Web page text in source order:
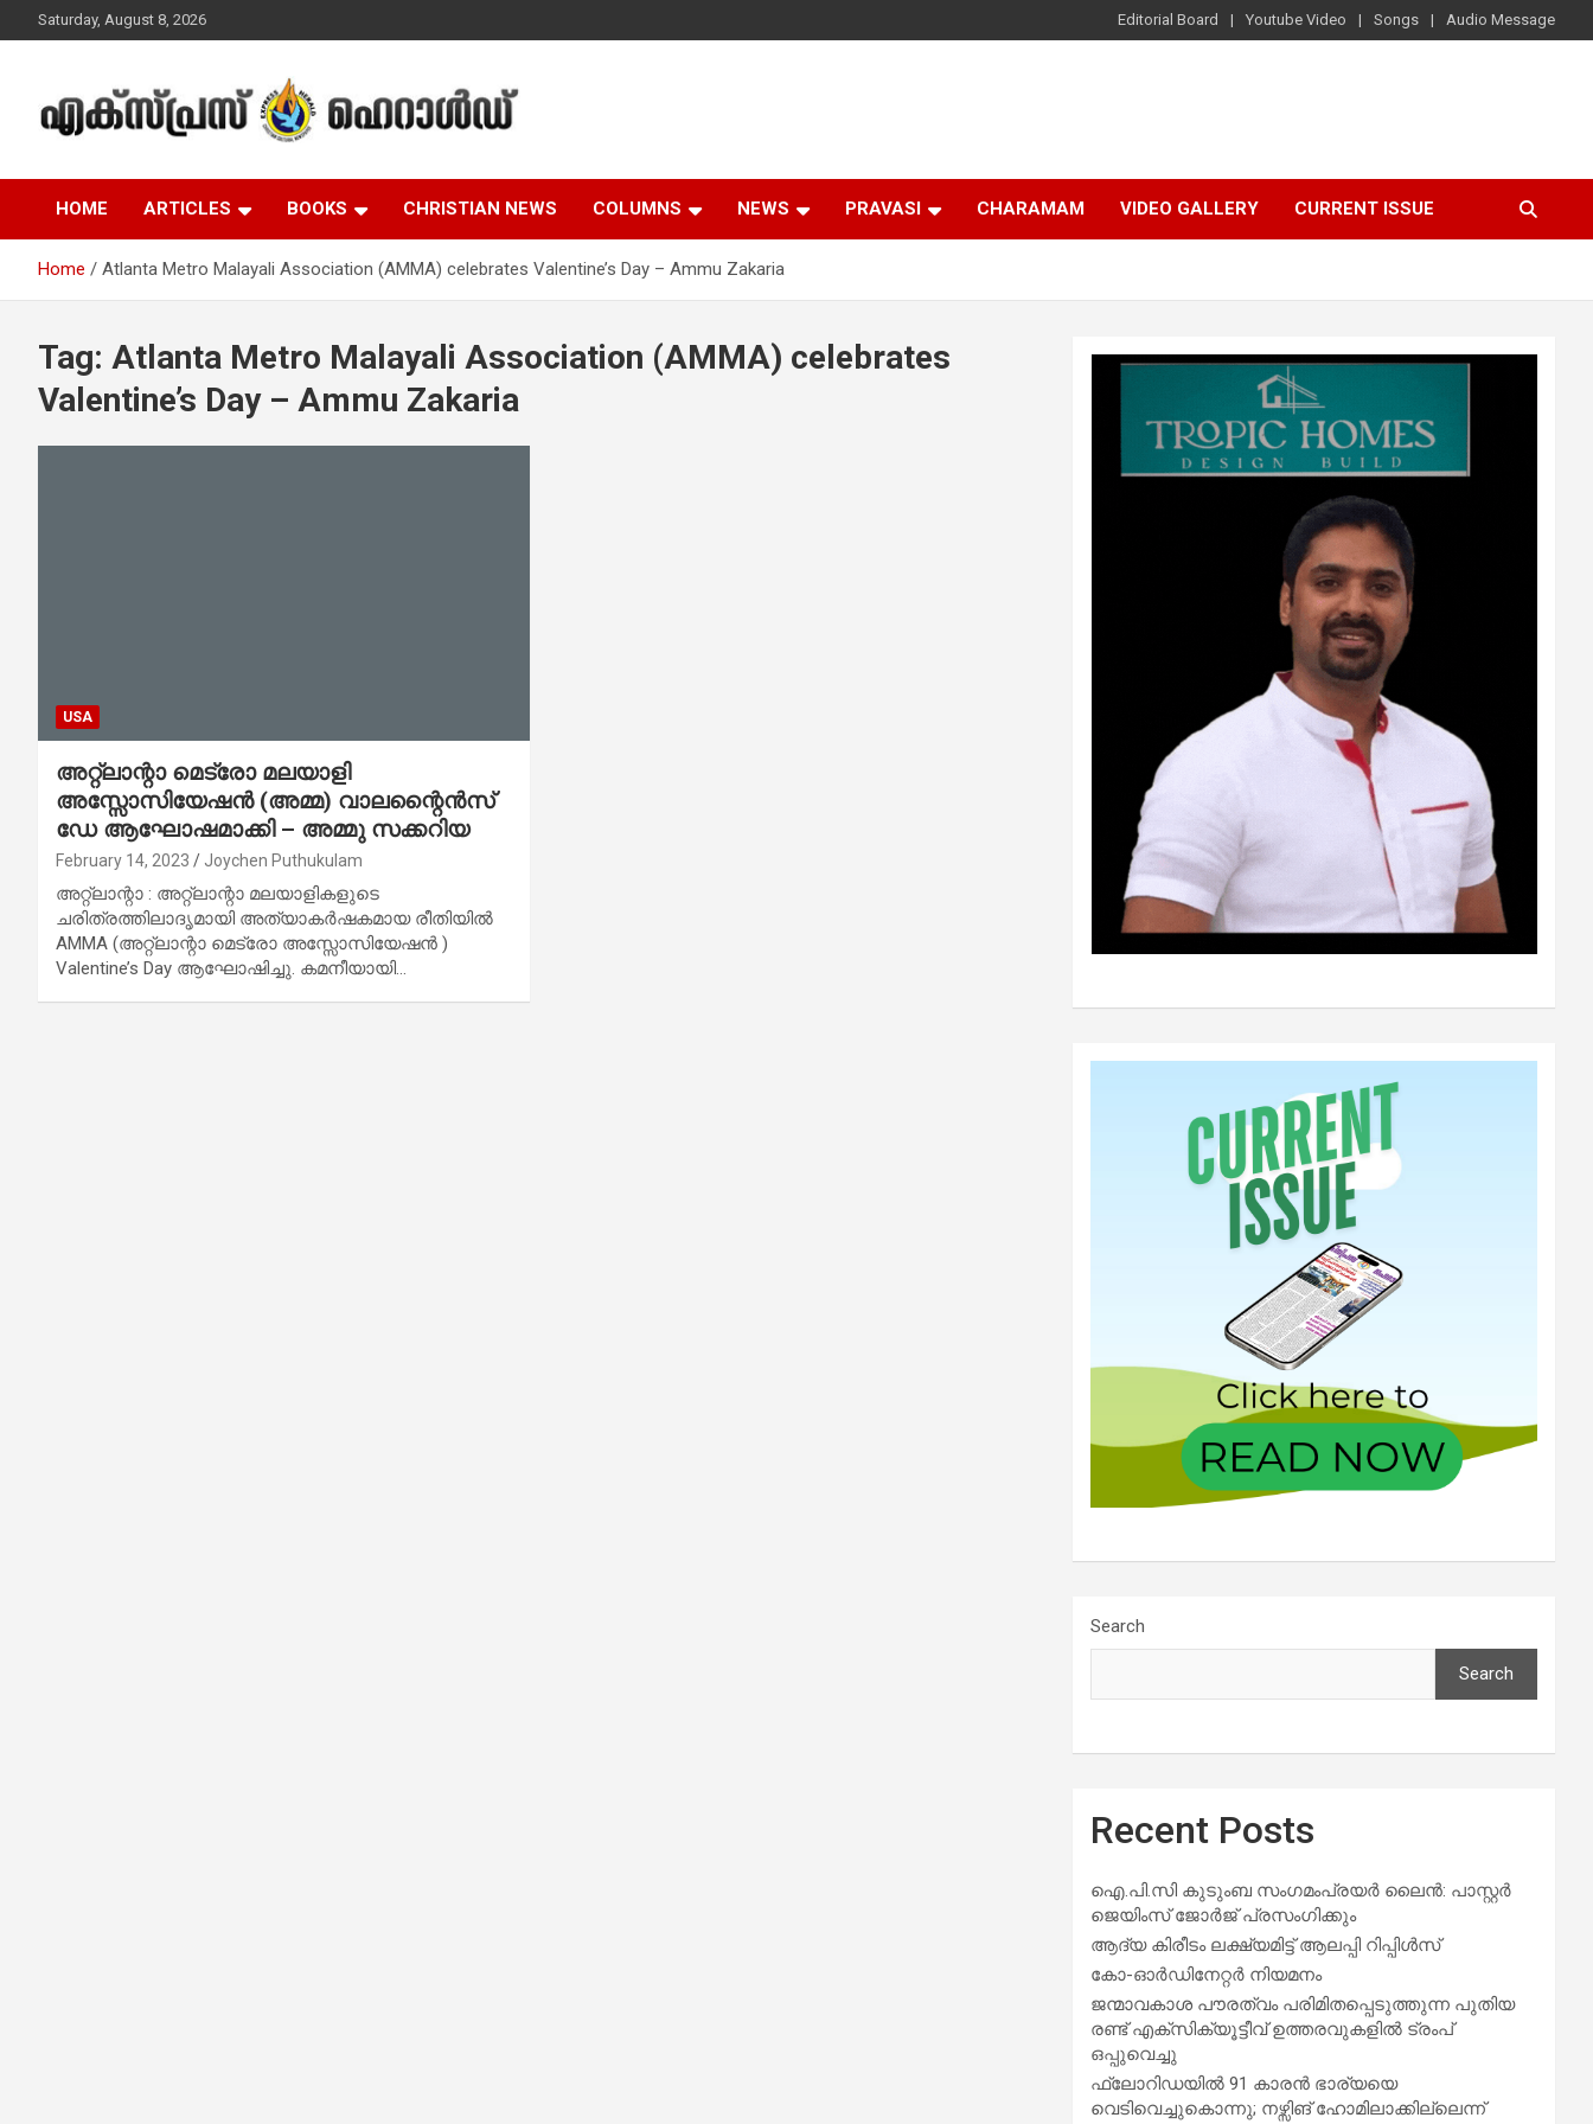
to
Saturday, August 8, 2026 Editorial Board Youtube Video Songs Audio Message
Express Herald –
Malayalam Christian
News
HOME ARTICLES BOOKS CHRISTIAN NEWS COLUMNS NEWS PRAVASI CHARAMAM VIDEO GALLERY CURRENT ISSUE
Home Atlanta Metro Malayali Association (AMMA) celebrates Valentine’s Day – Ammu Zakaria
Tag: Atlanta Metro Malayali Association (AMMA) celebrates
Valentine’s Day – Ammu Zakaria
USA
അറ്റ്ലാന്റാ മെട്രോ മലയാളി
അസ്സോസിയേഷൻ (അമ്മ) വാലന്റൈന്‍സ്
ഡേ ആഘോഷമാക്കി – അമ്മു സക്കറിയ
February 14, 2023 Joychen Puthukulam
അറ്റ്ലാന്റാ : അറ്റ്ലാന്റാ മലയാളികളുടെ
ചരിത്രത്തിലാദൃമായി അത്യാകർഷകമായ രീതിയിൽ
AMMA (അറ്റ്ലാന്റാ മെട്രോ അസ്സോസിയേഷൻ )
Valentine’s Day ആഘോഷിച്ചു. കമനീയായി…
Search
Search
Recent Posts
ഐ.പി.സി കുടുംബ സംഗമംപ്രയർ ലൈൻ: പാസ്റ്റർ
ജെയിംസ് ജോർജ് പ്രസംഗിക്കും
ആദ്യ കിരീടം ലക്ഷ്യമിട്ട് ആലപ്പി റിപ്പിൾസ്
കോ-ഓർഡിനേറ്റർ നിയമനം
ജന്മാവകാശ പൗരത്വം പരിമിതപ്പെടുത്തുന്ന പുതിയ
രണ്ട് എക്സിക്യൂട്ടീവ് ഉത്തരവുകളിൽ ട്രംപ്
ഒപ്പുവെച്ചു
ഫ്ലോറിഡയിൽ 91 കാരൻ ഭാര്യയെ
വെടിവെച്ചുകൊന്നു; നഴ്സിങ് ഹോമിലാക്കില്ലെന്ന്